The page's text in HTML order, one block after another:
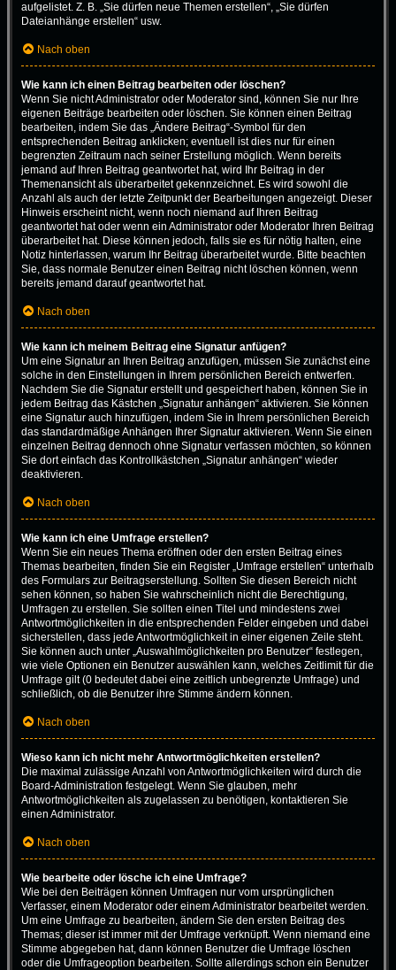
aufgelistet. Z. B. „Sie dürfen neue Themen erstellen“, „Sie dürfen
Dateianhänge erstellen“ usw.
Nach oben
Wie kann ich einen Beitrag bearbeiten oder löschen?
Wenn Sie nicht Administrator oder Moderator sind, können Sie nur Ihre
eigenen Beiträge bearbeiten oder löschen. Sie können einen Beitrag
bearbeiten, indem Sie das „Ändere Beitrag“-Symbol für den
entsprechenden Beitrag anklicken; eventuell ist dies nur für einen
begrenzten Zeitraum nach seiner Erstellung möglich. Wenn bereits
jemand auf Ihren Beitrag geantwortet hat, wird Ihr Beitrag in der
Themenansicht als überarbeitet gekennzeichnet. Es wird sowohl die
Anzahl als auch der letzte Zeitpunkt der Bearbeitungen angezeigt. Dieser
Hinweis erscheint nicht, wenn noch niemand auf Ihren Beitrag
geantwortet hat oder wenn ein Administrator oder Moderator Ihren Beitrag
überarbeitet hat. Diese können jedoch, falls sie es für nötig halten, eine
Notiz hinterlassen, warum Ihr Beitrag überarbeitet wurde. Bitte beachten
Sie, dass normale Benutzer einen Beitrag nicht löschen können, wenn
bereits jemand darauf geantwortet hat.
Nach oben
Wie kann ich meinem Beitrag eine Signatur anfügen?
Um eine Signatur an Ihren Beitrag anzufügen, müssen Sie zunächst eine
solche in den Einstellungen in Ihrem persönlichen Bereich entwerfen.
Nachdem Sie die Signatur erstellt und gespeichert haben, können Sie in
jedem Beitrag das Kästchen „Signatur anhängen“ aktivieren. Sie können
eine Signatur auch hinzufügen, indem Sie in Ihrem persönlichen Bereich
das standardmäßige Anhängen Ihrer Signatur aktivieren. Wenn Sie einen
einzelnen Beitrag dennoch ohne Signatur verfassen möchten, so können
Sie dort einfach das Kontrollkästchen „Signatur anhängen“ wieder
deaktivieren.
Nach oben
Wie kann ich eine Umfrage erstellen?
Wenn Sie ein neues Thema eröffnen oder den ersten Beitrag eines
Themas bearbeiten, finden Sie ein Register „Umfrage erstellen“ unterhalb
des Formulars zur Beitragserstellung. Sollten Sie diesen Bereich nicht
sehen können, so haben Sie wahrscheinlich nicht die Berechtigung,
Umfragen zu erstellen. Sie sollten einen Titel und mindestens zwei
Antwortmöglichkeiten in die entsprechenden Felder eingeben und dabei
sicherstellen, dass jede Antwortmöglichkeit in einer eigenen Zeile steht.
Sie können auch unter „Auswahlmöglichkeiten pro Benutzer“ festlegen,
wie viele Optionen ein Benutzer auswählen kann, welches Zeitlimit für die
Umfrage gilt (0 bedeutet dabei eine zeitlich unbegrenzte Umfrage) und
schließlich, ob die Benutzer ihre Stimme ändern können.
Nach oben
Wieso kann ich nicht mehr Antwortmöglichkeiten erstellen?
Die maximal zulässige Anzahl von Antwortmöglichkeiten wird durch die
Board-Administration festgelegt. Wenn Sie glauben, mehr
Antwortmöglichkeiten als zugelassen zu benötigen, kontaktieren Sie
einen Administrator.
Nach oben
Wie bearbeite oder lösche ich eine Umfrage?
Wie bei den Beiträgen können Umfragen nur vom ursprünglichen
Verfasser, einem Moderator oder einem Administrator bearbeitet werden.
Um eine Umfrage zu bearbeiten, ändern Sie den ersten Beitrag des
Themas; dieser ist immer mit der Umfrage verknüpft. Wenn niemand eine
Stimme abgegeben hat, dann können Benutzer die Umfrage löschen
oder die Umfrageoption bearbeiten. Sollte allerdings schon ein Benutzer